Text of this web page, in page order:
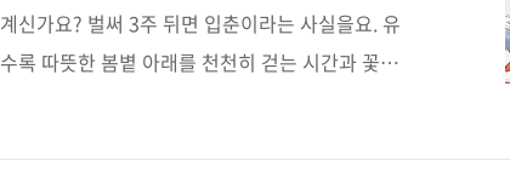
신가요? 벌써 3주 뒤면 입춘이라는 사실을요. 유
록 따뜻한 봄볕 아래를 천천히 걷는 시간과 꽃이
니다. 겨울의 끝자락에서, 아직 오지 않은 계절